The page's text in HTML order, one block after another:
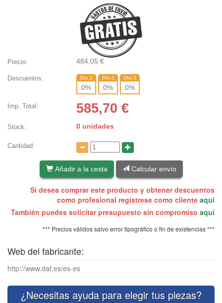
Precio: 484,05 €
Descuentos: Dto.1
0%
Dto.2
0%
Dto.3
0%
Imp. Total: 585,70 €
Stock: 0 unidades
Cantidad:
Añadir a la cesta Calcular envío
Si desea comprar este producto y obtener descuentos
como profesional regístrese como cliente aquí
También puedes solicitar presupuesto sin compromiso aquí
*** Precios válidos salvo error tipográfico o fin de existencias ***
Web del fabricante:
http://www.daf.es/es-es
¿Necesitas ayuda para elegir tus piezas?